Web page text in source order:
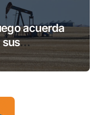
acuerda